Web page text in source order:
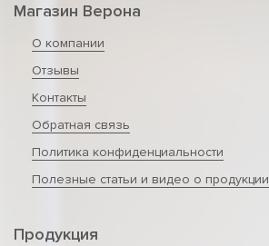
Магазин Верона
О компании
Отзывы
Контакты
Обратная связь
Политика конфиденциальности
Полезные статьи и видео о продукции
Продукция